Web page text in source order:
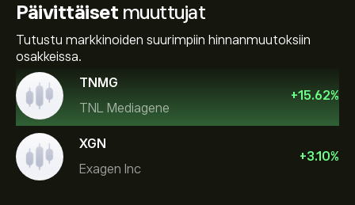
Päivittäiset muuttujat
Tutustu markkinoiden suurimpiin hinnanmuutoksiin
osakkeissa.
TNMG
TNL Mediagene
+15.62%
XGN
Exagen Inc
+3.10%